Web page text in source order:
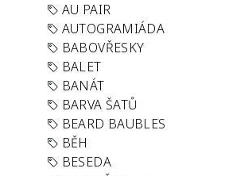
AU PAIR
AUTOGRAMIÁDA
BABOVŘESKY
BALET
BANÁT
BARVA ŠATŮ
BEARD BAUBLES
BĚH
BESEDA